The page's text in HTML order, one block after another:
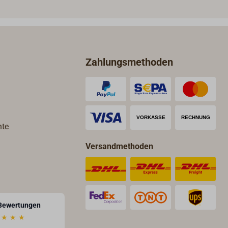
★ ★ ★
Zahlungsmethoden
Versandmethoden